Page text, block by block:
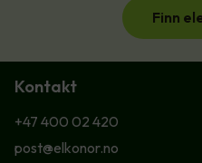
Finn
Kontakt
+47 400 02 420
post@elkonor.no